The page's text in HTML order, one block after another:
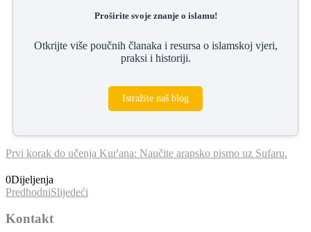
Proširite svoje znanje o islamu!
Otkrijte više poučnih članaka i resursa o islamskoj vjeri,
praksi i historiji.
Istražite naš blog
Prvi korak do učenja Kur'ana: Naučite arapsko pismo uz Sufaru.
0Dijeljenja
PredhodniSlijedeći
Kontakt